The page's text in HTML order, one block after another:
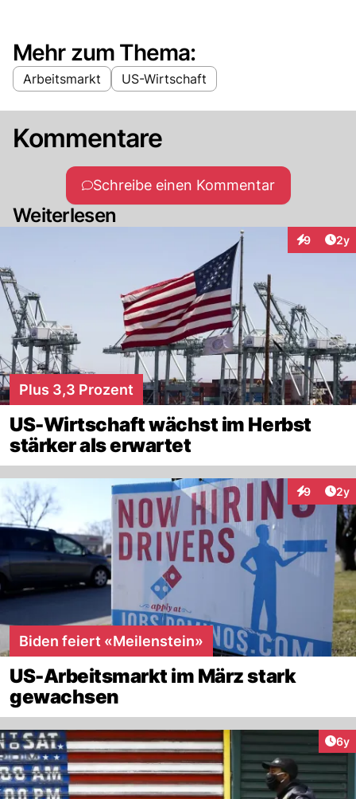
Mehr zum Thema:
Arbeitsmarkt US-Wirtschaft
Kommentare
Schreibe einen Kommentar
Weiterlesen
9 2y
Plus 3,3 Prozent
US-Wirtschaft wächst im Herbst
stärker als erwartet
9 2y
Biden feiert «Meilenstein»
US-Arbeitsmarkt im März stark
gewachsen
6y